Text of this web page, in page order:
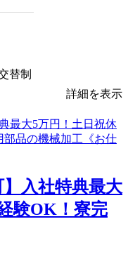
替制
詳細を表示
】入社特典最大
験OK！寮完